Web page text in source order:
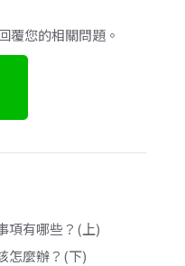
覆您的相關問題。
項有哪些？(上)
怎麼辦？(下)